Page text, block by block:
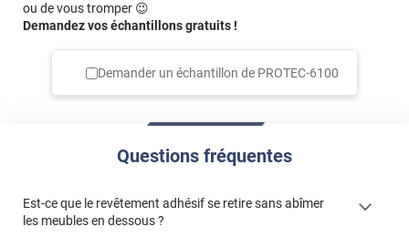
ou de vous tromper 😉
Demandez vos échantillons gratuits !
Demander un échantillon de PROTEC-6100
Questions fréquentes
Est-ce que le revêtement adhésif se retire sans abîmer
les meubles en dessous ?
Durabilité : jusqu'à 5 ans, activité antimicrobienne maintenue
(respecter la dilution recommandée par le fabriquant)